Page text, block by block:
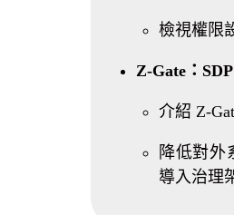
檢視權限
Z-Gate：
介紹 Z-
降低對外
導入治理